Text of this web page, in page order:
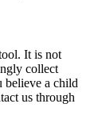
It is not
collect
believe a child
us through